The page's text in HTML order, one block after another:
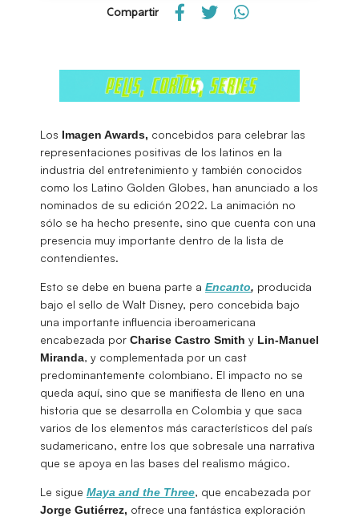
Compartir
Los Imagen Awards, concebidos para celebrar las
representaciones positivas de los latinos en la
industria del entretenimiento y también conocidos
como los Latino Golden Globes, han anunciado a los
nominados de su edición 2022. La animación no
sólo se ha hecho presente, sino que cuenta con una
presencia muy importante dentro de la lista de
contendientes.
Esto se debe en buena parte a Encanto, producida
bajo el sello de Walt Disney, pero concebida bajo
una importante influencia iberoamericana
encabezada por Charise Castro Smith y Lin-Manuel
Miranda, y complementada por un cast
predominantemente colombiano. El impacto no se
queda aquí, sino que se manifiesta de lleno en una
historia que se desarrolla en Colombia y que saca
varios de los elementos más característicos del país
sudamericano, entre los que sobresale una narrativa
que se apoya en las bases del realismo mágico.
Le sigue Maya and the Three, que encabezada por
Jorge Gutiérrez, ofrece una fantástica exploración